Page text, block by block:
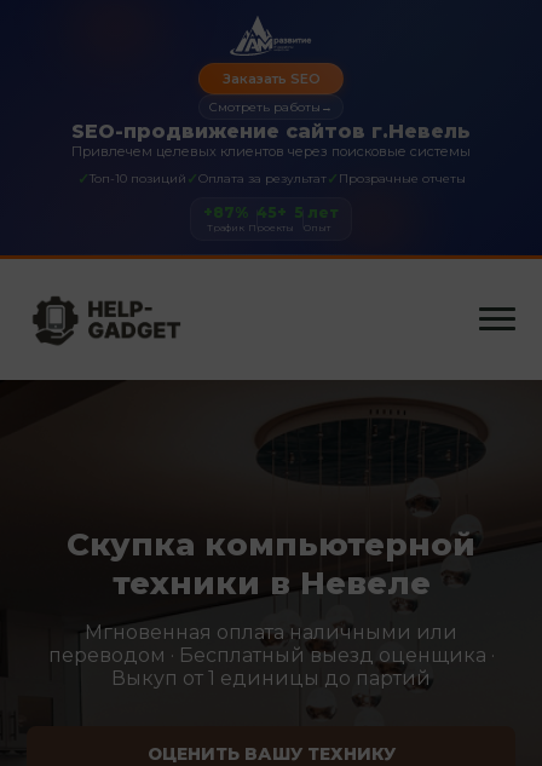
SEO-продвижение сайтов г.Невель
Привлечем целевых клиентов через поисковые системы
✓Топ-10 позиций ✓Оплата за результат✓ Прозрачные отчеты
Заказать SEO
Смотреть работы →
+87%
Трафик
45+
Проекты
5 лет
Опыт
Скупка компьютерной
техники в Невеле
Мгновенная оплата наличными или
переводом · Бесплатный выезд оценщика ·
Выкуп от 1 единицы до партий
ОЦЕНИТЬ ВАШУ ТЕХНИКУ